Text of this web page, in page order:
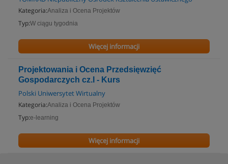
Kategoria:Analiza i Ocena Projektów
Typ:W ciągu tygodnia
Więcej informacji
Projektowania i Ocena Przedsięwzięć
Gospodarczych cz.I - Kurs
Polski Uniwersytet Wirtualny
Kategoria:Analiza i Ocena Projektów
Typ:e-learning
Więcej informacji